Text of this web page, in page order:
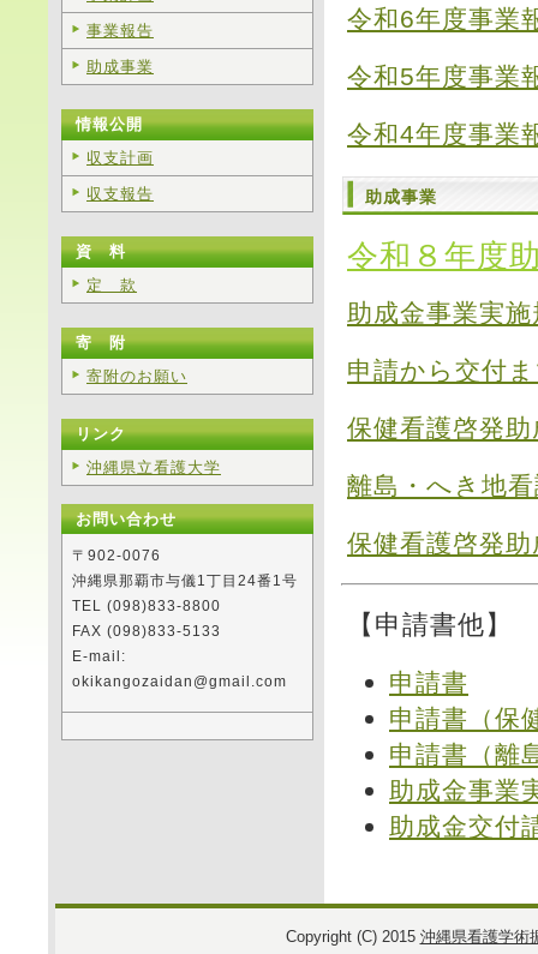
令和6年度事業
令和5年度事業
令和4年度事業
助成事業
令和８年度
助成金事業実
申請から交付
保健看護啓発
離島・へき地
保健看護啓発
【申請書他】
申請書
申請書（保
申請書（離
助成金事業
助成金交付
事業報告
助成事業
情報公開
収支計画
収支報告
資 料
定 款
寄 附
寄附のお願い
リンク
沖縄県立看護大学
お問い合わせ
〒902-0076
沖縄県那覇市与儀1丁目24番1号
TEL (098)833-8800
FAX (098)833-5133
E-mail:
okikangozaidan@gmail.com
Copyright (C) 2015 沖縄県看護学術